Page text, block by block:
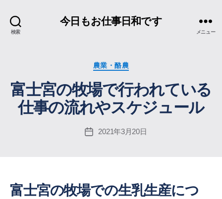
検索
今日もお仕事日和です
メニュー
カ
ゴ
リ
ー
農業・酪農
富士宮の牧場で行われている
仕事の流れやスケジュール
投
2021年3月20日
富士宮の牧場での生乳生産につ